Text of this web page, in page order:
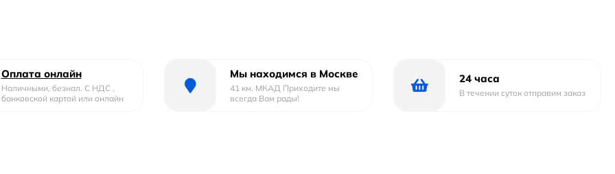
Оплата онлайн
Наличными, безнал. С НДС ,
банковской картой или онлайн
Мы находимся в Москве
41 км. МКАД Приходите мы
всегда Вам рады!
24 часа
В течении суток отправим заказ